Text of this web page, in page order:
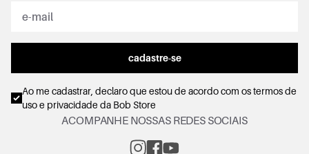
cadastre-se
Ao me cadastrar, declaro que estou de acordo com ostermos de
uso e privacidadeda Bob Store
ACOMPANHE NOSSAS REDES SOCIAIS